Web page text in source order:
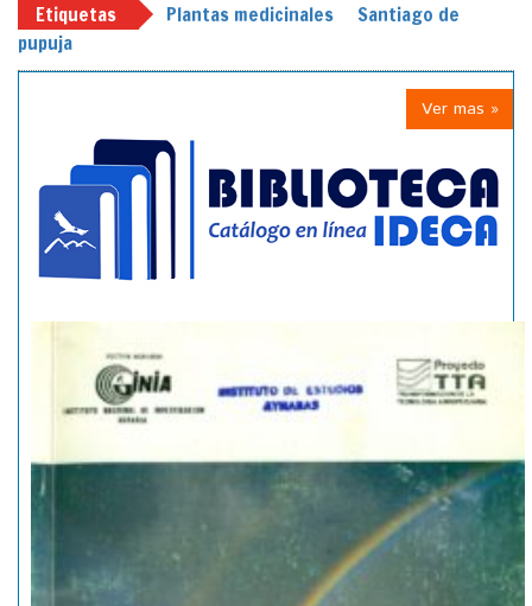
Etiquetas Plantas medicinales
Santiago de
pupuja
Ver mas »